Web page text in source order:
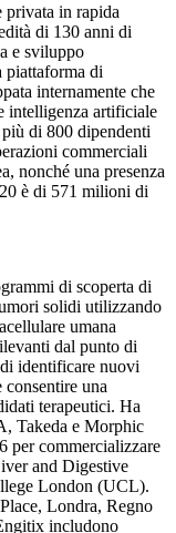
privata in rapida
di 130 anni di
e sviluppo
di
internamente che
intelligenza artificiale
di 800 dipendenti
commerciali
nonché una presenza
è di 571 milioni di
di scoperta di
solidi utilizzando
umana
dal punto di
identificare nuovi
una
terapeutici. Ha
Takeda e Morphic
per commercializzare
and Digestive
London (UCL).
Londra, Regno
includono